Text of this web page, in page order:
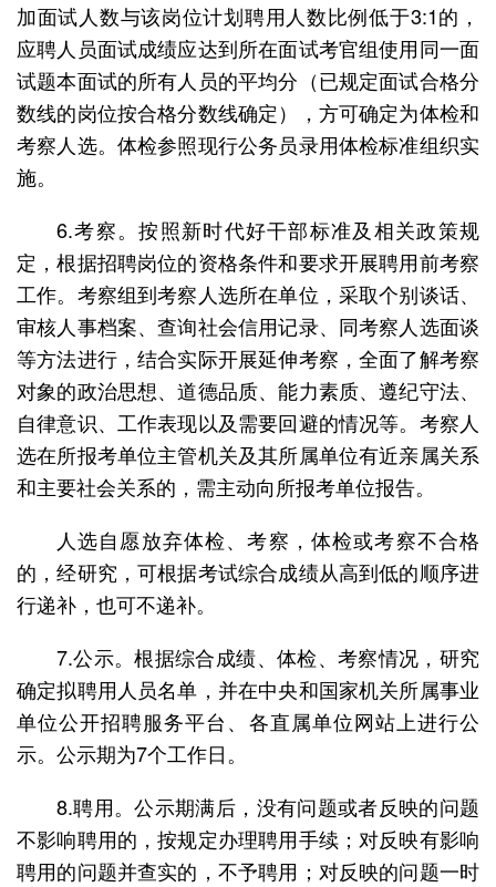
加面试人数与该岗位计划聘用人数比例低于3:1的，
应聘人员面试成绩应达到所在面试考官组使用同一面
试题本面试的所有人员的平均分（已规定面试合格分
数线的岗位按合格分数线确定），方可确定为体检和
考察人选。体检参照现行公务员录用体检标准组织实
施。
6.考察。按照新时代好干部标准及相关政策规
定，根据招聘岗位的资格条件和要求开展聘用前考察
工作。考察组到考察人选所在单位，采取个别谈话、
审核人事档案、查询社会信用记录、同考察人选面谈
等方法进行，结合实际开展延伸考察，全面了解考察
对象的政治思想、道德品质、能力素质、遵纪守法、
自律意识、工作表现以及需要回避的情况等。考察人
选在所报考单位主管机关及其所属单位有近亲属关系
和主要社会关系的，需主动向所报考单位报告。
人选自愿放弃体检、考察，体检或考察不合格
的，经研究，可根据考试综合成绩从高到低的顺序进
行递补，也可不递补。
7.公示。根据综合成绩、体检、考察情况，研究
确定拟聘用人员名单，并在中央和国家机关所属事业
单位公开招聘服务平台、各直属单位网站上进行公
示。公示期为7个工作日。
8.聘用。公示期满后，没有问题或者反映的问题
不影响聘用的，按规定办理聘用手续；对反映有影响
聘用的问题并查实的，不予聘用；对反映的问题一时